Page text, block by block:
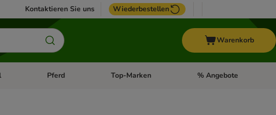
Kontaktieren Sie uns Wiederbestellen
Warenkorb
Menü öffnen: FischKategorie-Menü öffnen: Vogel
Pferd Kategorie-Menü öffnen: Pferd
Top-Marken Kategorie-Menü öffnen:
% Angebote